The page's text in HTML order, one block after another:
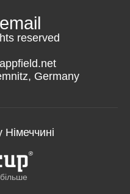
reserved
Germany
Німеччині